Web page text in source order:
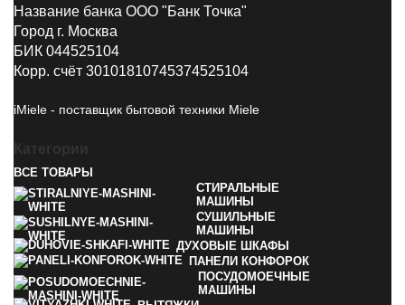
Название банка ООО "Банк Точка"
Город г. Москва
БИК 044525104
Корр. счёт 30101810745374525104
iMiele - поставщик бытовой техники Miele
Категории
ВСЕ ТОВАРЫ
СТИРАЛЬНЫЕ
МАШИНЫ
СУШИЛЬНЫЕ
МАШИНЫ
ДУХОВЫЕ ШКАФЫ
ПАНЕЛИ КОНФОРОК
ПОСУДОМОЕЧНЫЕ
МАШИНЫ